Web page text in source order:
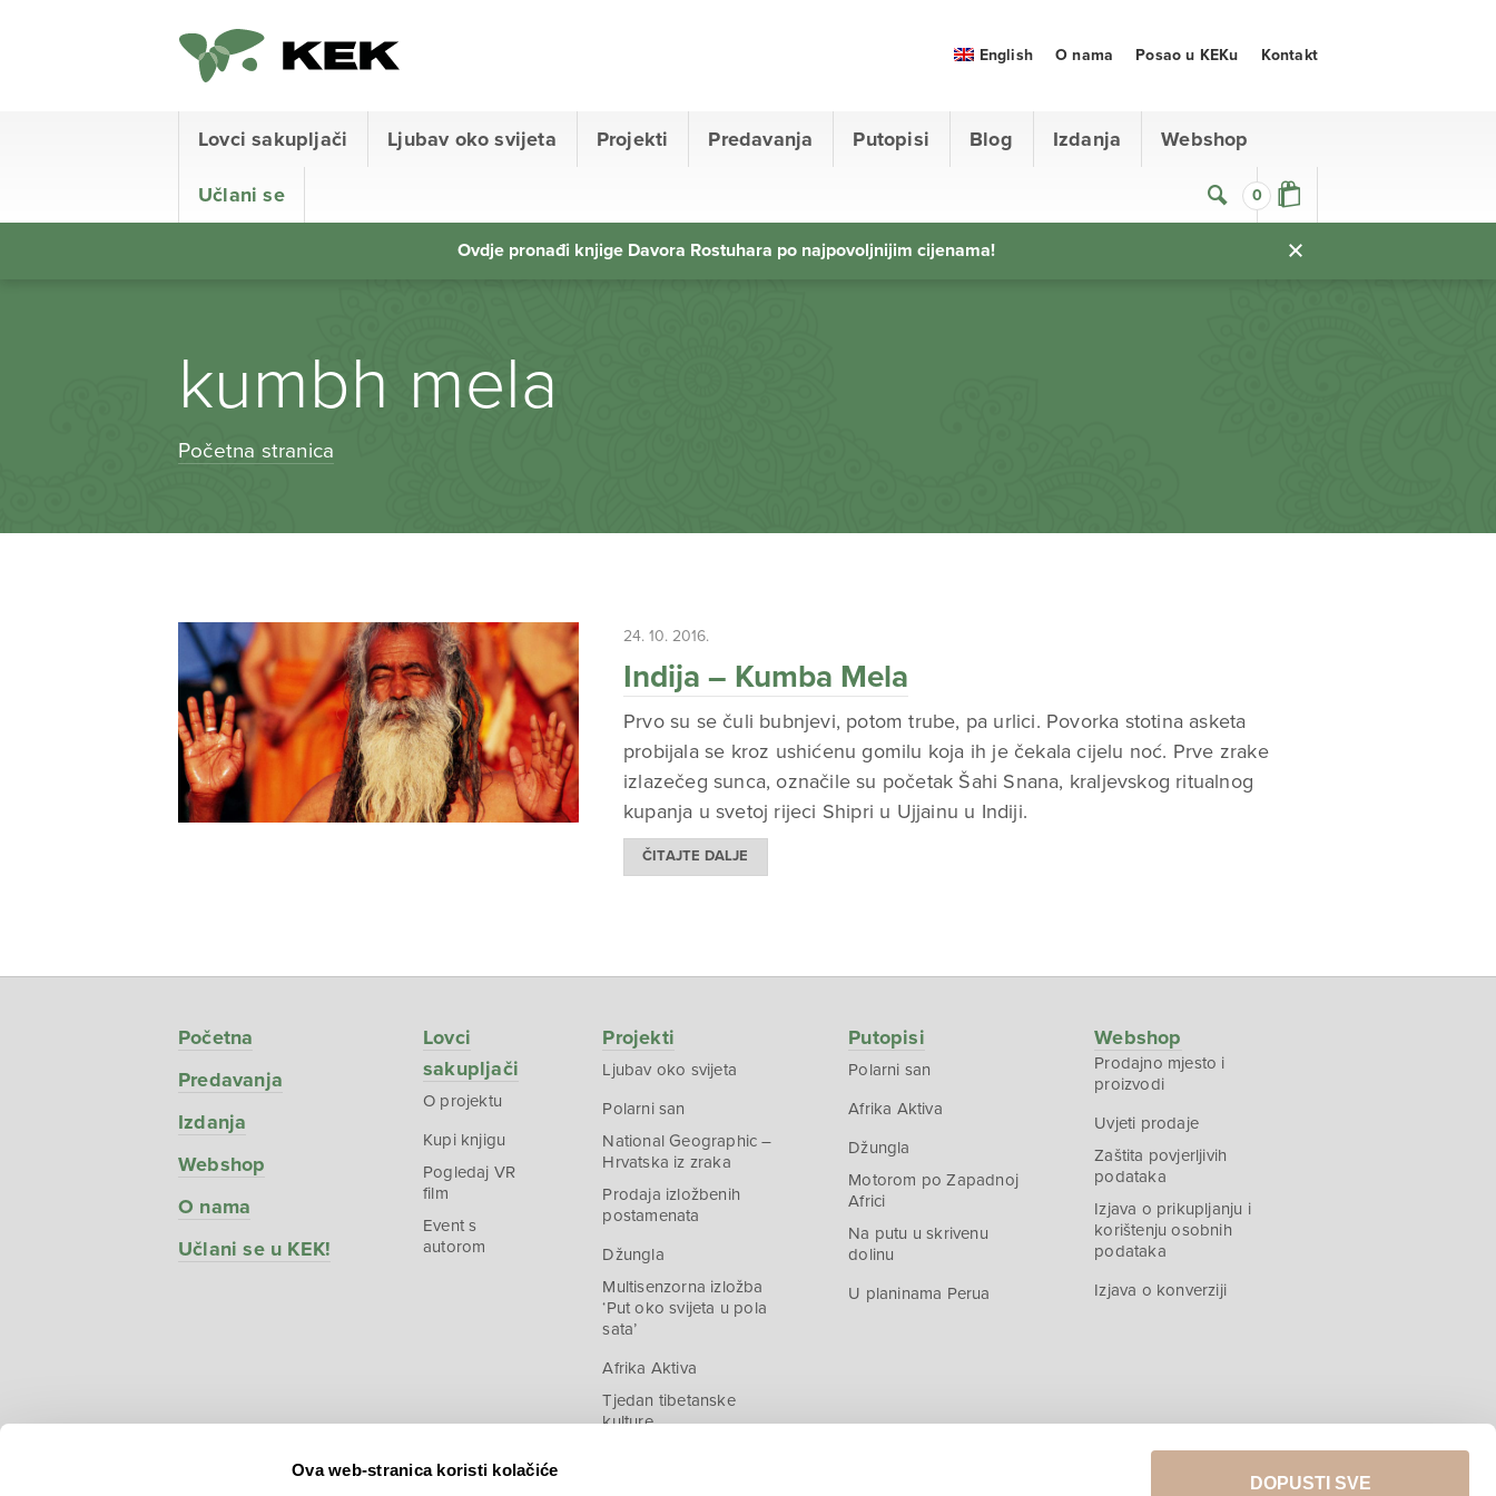
Ova web-stranica koristi kolačiće
DOPUSTI SVE
0
Lovci sakupljači Ljubav oko svijeta Projekti Predavanja Putopisi Blog Izdanja Webshop
Učlani se
English O nama Posao u KEKu Kontakt
Ovdje pronađi knjige Davora Rostuhara po najpovoljnijim cijenama!
kumbh mela
Početna stranica
24. 10. 2016.
Indija – Kumba Mela
Prvo su se čuli bubnjevi, potom trube, pa urlici. Povorka stotina asketa
probijala se kroz ushićenu gomilu koja ih je čekala cijelu noć. Prve zrake
izlazečeg sunca, označile su početak Šahi Snana, kraljevskog ritualnog
kupanja u svetoj rijeci Shipri u Ujjainu u Indiji.
ČITAJTE DALJE
Početna
Predavanja
Izdanja
Webshop
O nama
Učlani se u KEK!
Lovci
sakupljači
O projektu
Kupi knjigu
Pogledaj VR
film
Event s
autorom
Projekti
Ljubav oko svijeta
Polarni san
National Geographic –
Hrvatska iz zraka
Prodaja izložbenih
postamenata
Džungla
Multisenzorna izložba
‘Put oko svijeta u pola
sata’
Afrika Aktiva
Tjedan tibetanske
kulture
Putopisi
Polarni san
Afrika Aktiva
Džungla
Motorom po Zapadnoj
Africi
Na putu u skrivenu
dolinu
U planinama Perua
Webshop
Prodajno mjesto i
proizvodi
Uvjeti prodaje
Zaštita povjerljivih
podataka
Izjava o prikupljanju i
korištenju osobnih
podataka
Izjava o konverziji